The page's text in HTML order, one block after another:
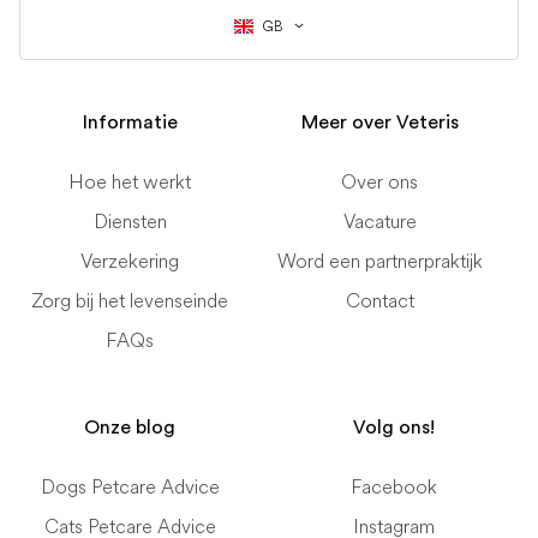
GB
Informatie
Hoe het werkt
Diensten
Verzekering
Zorg bij het levenseinde
FAQs
Meer over Veteris
Over ons
Vacature
Word een partnerpraktijk
Contact
Onze blog
Dogs Petcare Advice
Cats Petcare Advice
Volg ons!
Facebook
Instagram